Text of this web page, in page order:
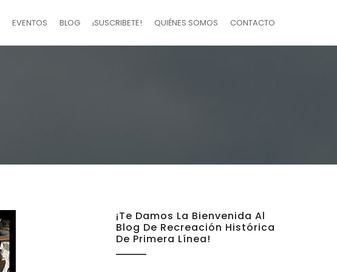
EVENTOS BLOG ¡SUSCRIBETE! QUIÉNES SOMOS CONTACTO
¡Te Damos La Bienvenida Al
Blog De Recreación Histórica
De Primera Línea!